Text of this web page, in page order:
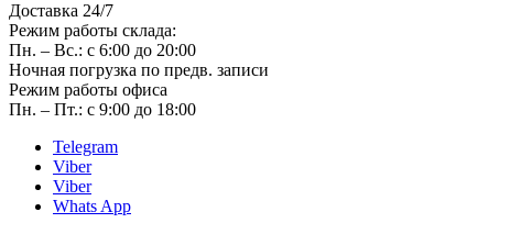
Доставка 24/7
Режим работы склада:
Пн. – Вс.: с 6:00 до 20:00
Ночная погрузка по предв. записи
Режим работы офиса
Пн. – Пт.: с 9:00 до 18:00
Telegram
Viber
Viber
Whats App